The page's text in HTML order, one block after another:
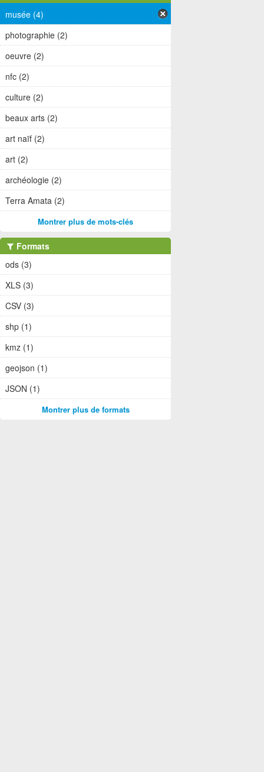
musée (4)
photographie (2)
oeuvre (2)
nfc (2)
culture (2)
beaux arts (2)
art naïf (2)
art (2)
archéologie (2)
Terra Amata (2)
Montrer plus de mots-clés
Formats
ods (3)
XLS (3)
CSV (3)
shp (1)
kmz (1)
geojson (1)
JSON (1)
Montrer plus de formats